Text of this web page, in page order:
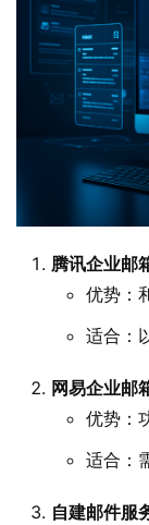
腾讯企业邮
优势：
适合：
网易企业邮
优势：
适合：
自建邮件服